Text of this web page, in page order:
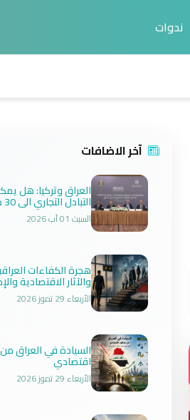
ندوات
آخر الاضافات
العراق وتركيا: هل
التبادل التجاري الى 30 مليار دو...
السبت 01 آب 2026
هجرة الكفاءات
والآثار الاقتصادية
الأربعاء 29 تموز 2026
السيادة في العراق
اقتصادي
الأربعاء 29 تموز 2026